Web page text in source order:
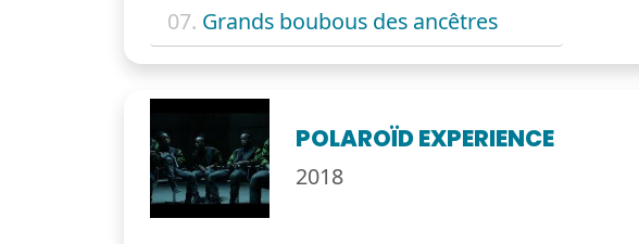
07. Grands boubous des ancêtres
POLAROÏD EXPERIENCE
2018